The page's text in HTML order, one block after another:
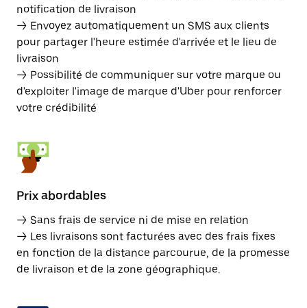
notification de livraison
→ Envoyez automatiquement un SMS aux clients
pour partager l'heure estimée d'arrivée et le lieu de
livraison
→ Possibilité de communiquer sur votre marque ou
d'exploiter l'image de marque d'Uber pour renforcer
votre crédibilité
Prix abordables
→ Sans frais de service ni de mise en relation
→ Les livraisons sont facturées avec des frais fixes
en fonction de la distance parcourue, de la promesse
de livraison et de la zone géographique.